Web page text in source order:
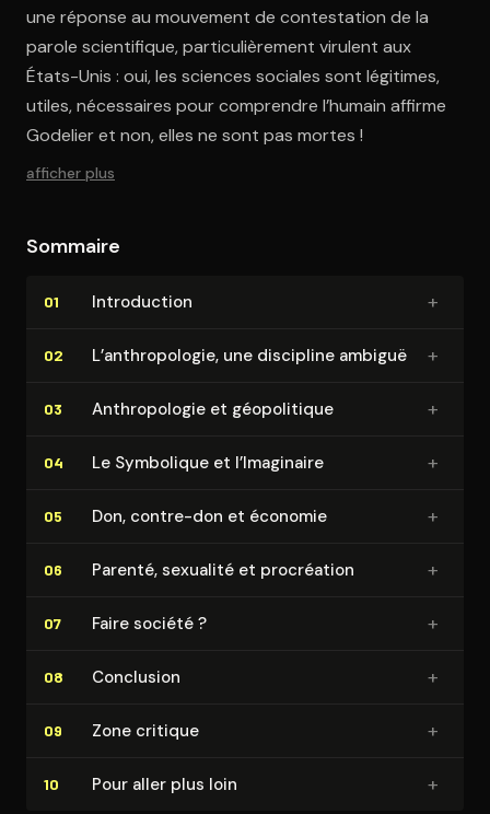
une réponse au mouvement de contestation de la
parole scientifique, particulièrement virulent aux
États-Unis : oui, les sciences sociales sont légitimes,
utiles, nécessaires pour comprendre l’humain affirme
Godelier et non, elles ne sont pas mortes !
afficher plus
Sommaire
01 In­tro­duc­tion +
02 L’an­thro­po­lo­gie, une discipline ambiguë +
03 An­thro­po­lo­gie et géo­po­li­tique +
04 Le Symbolique et l’Imaginaire +
05 Don, contre-don et économie +
06 Parenté, sexualité et procréation +
07 Faire société ? +
08 Conclusion +
09 Zone critique +
10 Pour aller plus loin +